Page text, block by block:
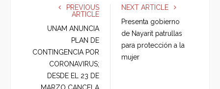
e
o
k
r
g
+
I
n
PREVIOUS
ARTICLE
UNAM ANUNCIA
PLAN DE
CONTINGENCIA POR
CORONAVIRUS;
DESDE EL 23 DE
MARZO CANCELA
NEXT ARTICLE
Presenta gobierno
de Nayarit patrullas
para protección a la
mujer